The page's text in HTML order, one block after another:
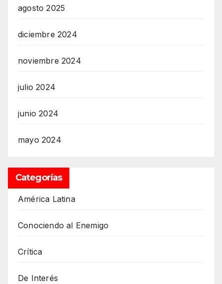
agosto 2025
diciembre 2024
noviembre 2024
julio 2024
junio 2024
mayo 2024
Categorías
América Latina
Conociendo al Enemigo
Crítica
De Interés